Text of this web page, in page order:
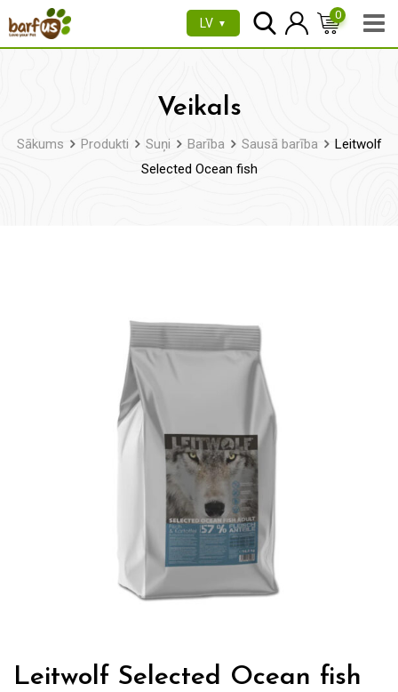
uz
LV ▼
0
Veikals
Sākums Produkti Suņi Barība Sausā barība
Leitwolf
Selected Ocean fish
Leitwolf Selected Ocean fish